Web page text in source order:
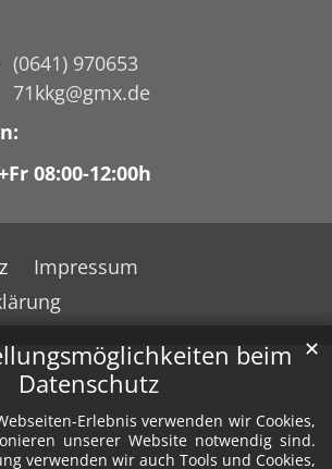
beim
Datenschutz
Erlebnis verwenden wir Cookies,
unserer Website notwendig sind.
verwenden wir auch Tools und Cookies,
✕
(0641) 970653
71kkg@gmx.de
08:00-12:00h
Impressum